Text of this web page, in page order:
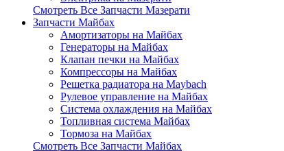
Смотреть Все Запчасти Мазерати
Запчасти Майбах
Амортизаторы на Майбах
Генераторы на Майбах
Клапан печки на Майбах
Компрессоры на Майбах
Решетка радиатора на Maybach
Рулевое управление на Майбах
Система охлаждения на Майбах
Топливная система Майбах
Тормоза на Майбах
Смотреть Все Запчасти Майбах